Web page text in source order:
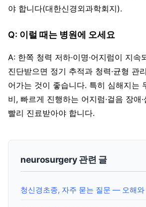
야 합니다(대한신경외과학회지).
Q: 이럴 때는 병원에 오세요
A: 한쪽 청력 저하·이명·어지럼이 지속
진단받으면 정기 추적과 청력·균형 관
어가는 것이 좋습니다. 특히 심해지는
비, 빠르게 진행하는 어지럼·걸음 장애
빨리 진료받아야 합니다.
neurosurgery 관련 글
청신경초종, 자주 묻는 질문 — 오해와